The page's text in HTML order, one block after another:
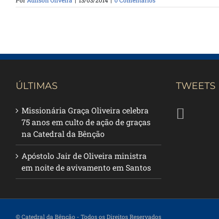
ÚLTIMAS
Missionária Graça Oliveira celebra
75 anos em culto de ação de graças
na Catedral da Bênção
Apóstolo Jair de Oliveira ministra
em noite de avivamento em Santos
TWEETS
© Catedral da Bênção - Todos os Direitos Reservados